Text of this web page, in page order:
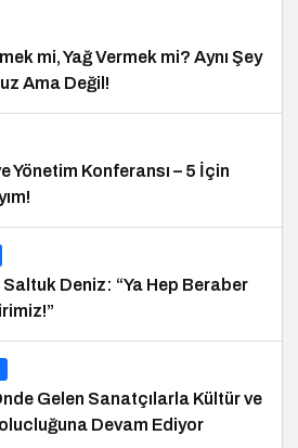
mi, Yağ Vermek mi? Aynı Şey
Ama Değil!
Yönetim Konferansı – 5 İçin
Deniz: “Ya Hep Beraber
Gelen Sanatçılarla Kültür ve
Devam Ediyor